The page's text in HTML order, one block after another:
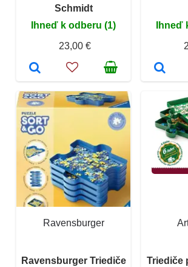
Schmidt
Ihneď k odberu (1)
23,00 €
Ihneď
Ravensburger
Ravensburger Triediče
Triediče